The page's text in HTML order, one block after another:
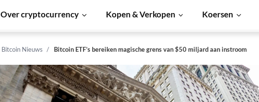
Over cryptocurrency Kopen & Verkopen Koersen
Bitcoin Nieuws Bitcoin ETF’s bereiken magische grens van $50 miljard aan instroom